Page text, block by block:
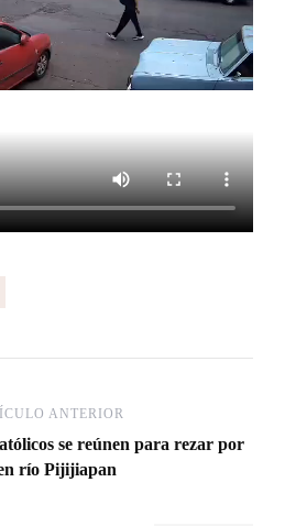
ANTERIOR
se reúnen para rezar por
río Pijijiapan